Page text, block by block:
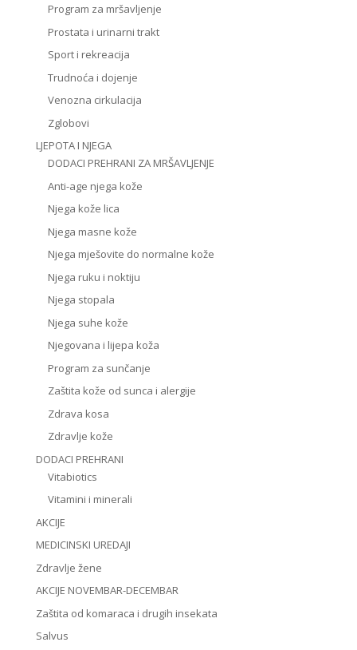
Program za mršavljenje
Prostata i urinarni trakt
Sport i rekreacija
Trudnoća i dojenje
Venozna cirkulacija
Zglobovi
LJEPOTA I NJEGA
DODACI PREHRANI ZA MRŠAVLJENJE
Anti-age njega kože
Njega kože lica
Njega masne kože
Njega mješovite do normalne kože
Njega ruku i noktiju
Njega stopala
Njega suhe kože
Njegovana i lijepa koža
Program za sunčanje
Zaštita kože od sunca i alergije
Zdrava kosa
Zdravlje kože
DODACI PREHRANI
Vitabiotics
Vitamini i minerali
AKCIJE
MEDICINSKI UREDAJI
Zdravlje žene
AKCIJE NOVEMBAR-DECEMBAR
Zaštita od komaraca i drugih insekata
Salvus